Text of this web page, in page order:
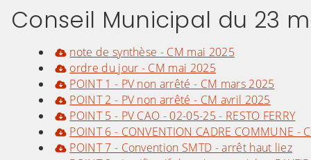
Conseil Municipal du 23
note de synthèse - CM mai 2025
ordre du jour - CM mai 2025
POINT 1 - PV non arrêté - CM mars 2025
POINT 2 - PV non arrêté - CM avril 2025
POINT 5 - PV CAO - 02-05-25 - RESTO FERRY
POINT 6 - CONVENTION CADRE COMMUNE -
POINT 7 - Convention SMTD - arrêt haut liez